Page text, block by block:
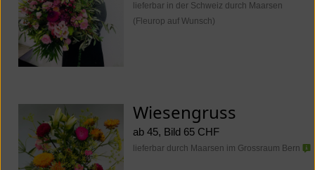
lieferbar in der Schweiz durch Maarsen
(Fleurop auf Wunsch)
Wiesengruss
ab 45, Bild 65 CHF
lieferbar durch Maarsen im Grossraum Bern